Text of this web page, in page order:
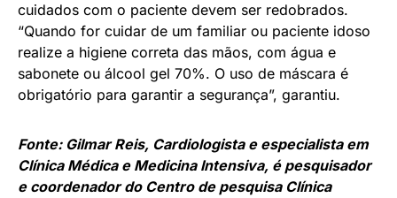
cuidados com o paciente devem ser redobrados.
“Quando for cuidar de um familiar ou paciente idoso
realize a higiene correta das mãos, com água e
sabonete ou álcool gel 70%. O uso de máscara é
obrigatório para garantir a segurança”, garantiu.
Fonte: Gilmar Reis, Cardiologista e especialista em
Clínica Médica e Medicina Intensiva, é pesquisador
e coordenador do Centro de pesquisa Clínica